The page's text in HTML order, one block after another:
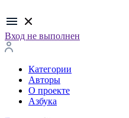
Вход не выполнен
Категории
Авторы
О проекте
Азбука